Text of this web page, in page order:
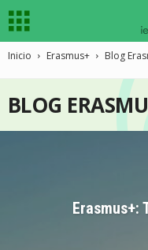
Inicio Erasmus+ Blog
BLOG
Erasmus+: